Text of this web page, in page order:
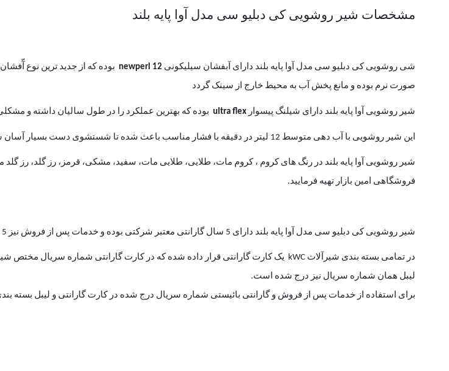
مشخصات شیر روشویی کی دبلیو سی مدل آوا پایه بلند
شی روشویی کی دبلیو سی مدل آوا پایه بلند دارای آبفشان سیلیکونی newperl 12 بوده که از جدید ترین نوع
صورت نرم بوده و مانع پخش آب به محیط خارج از سینک گردد
شیر روشویی آوا پایه بلند دارای شیلنگ پیسوارultra flex بوده که بهترین عملکرد را در طول سالیان داشته و
این شیر روشویی با آب دهی متوسط 12 لیتر در دقیقه با فشار مناسب باعث شده تا شستشوی دست بسیار آسان شده و علاوه بر آن صرفه جویی قابل توجهی در مصرف آب داشته باشد.
شیر روشویی آوا پایه بلند در رنگ های کروم ، کروم مات، طلایی، طلایی مات، سفید، مشکی، قرمز، رز گلد، رز
فروشگاهی امین بازار تهیه فرمایید.
شیر روشویی کی دبلیو سی مدل آوا پایه بلند دارای 5 سال گارانتی معتبر شرکتی بوده و خدمات پس از فروش نیز 5 سال را شامل می باشند.
در تمامی بسته بندی شیرآلاتkWC یک کارت گارانتی قرار داده شده که در کارت گارانتی شماره سریال
لیبل همان شماره سریال نیز درج شده است.
برای استفاده از خدمات پس از فروش و گارانتی بائیستی شماره سریال درج شده در کارت گارانتی و لیبل بسته